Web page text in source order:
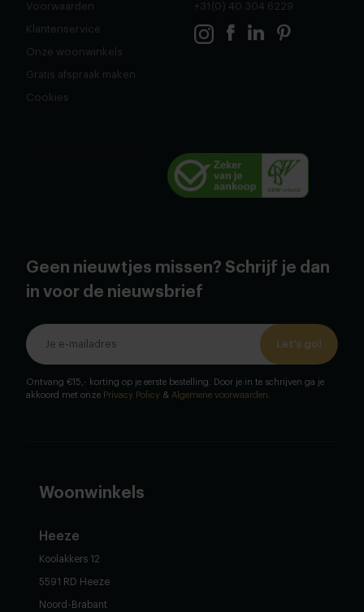
Voorwaarden
Klantenservice
Onze woonwinkels
Gratis afspraak maken
Cookies
+31(0) 40 304 6229
Geen nieuwtjes missen? Schrijf je dan
in voor de nieuwsbrief
Let's go!
Ontvang €15,- korting op je eerste bestelling. Door je in te schrijven ga je
akkoord met onze Privacy Policy & Algemene voorwaarden
Woonwinkels
Heeze
Koolakkers 12
5591 RD Heeze
Noord-Brabant